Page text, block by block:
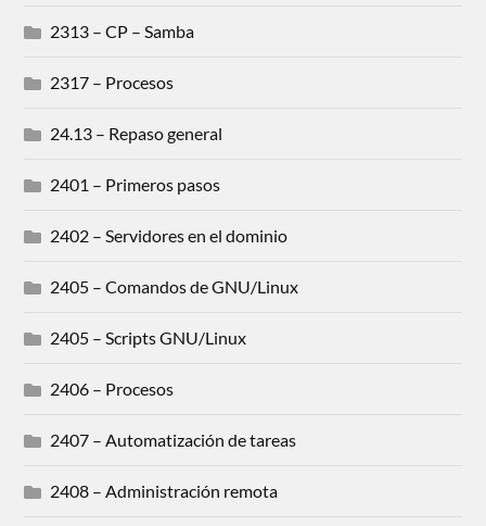
2313 – CP – Samba
2317 – Procesos
24.13 – Repaso general
2401 – Primeros pasos
2402 – Servidores en el dominio
2405 – Comandos de GNU/Linux
2405 – Scripts GNU/Linux
2406 – Procesos
2407 – Automatización de tareas
2408 – Administración remota